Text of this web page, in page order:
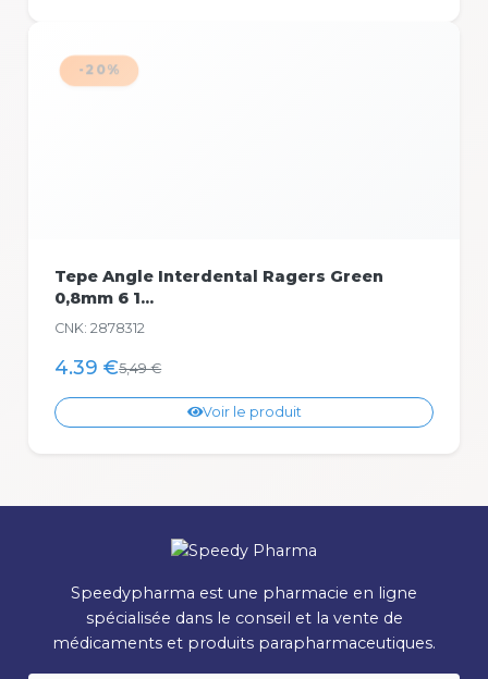
-20%
Tepe Angle Interdental Ragers Green
0,8mm 6 1...
CNK: 2878312
4.39 €5,49 €
Voir le produit
Speedypharma est une pharmacie en ligne
spécialisée dans le conseil et la vente de
médicaments et produits parapharmaceutiques.